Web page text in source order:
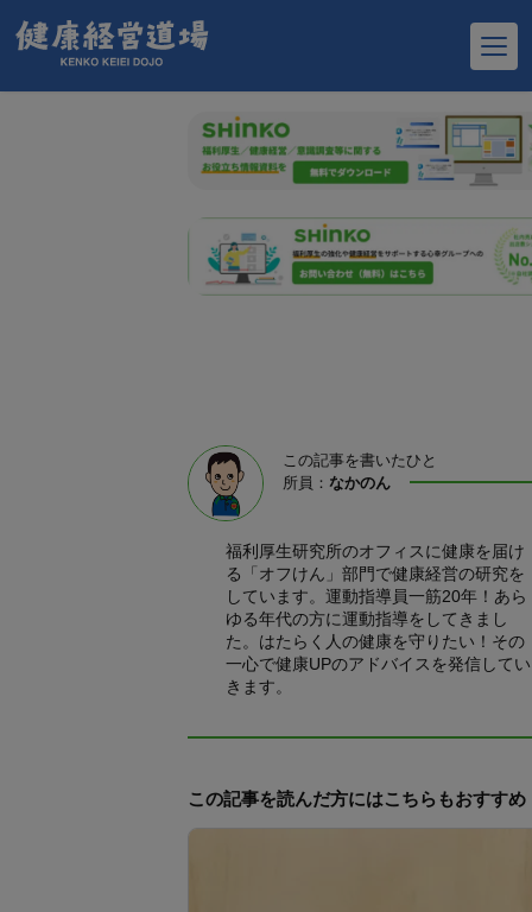
福利厚生の強化や健康経営をサポートする
この記事を書いたひと
所員： なかのん
福利厚生研究所のオフィスに健康を届け
る「オフけん」部門で健康経営の研究を
しています。運動指導員一筋20年！あら
ゆる年代の方に運動指導をしてきまし
た。はたらく人の健康を守りたい！その
一心で健康UPのアドバイスを発信してい
きます。
この記事を読んだ方にはこちらもおすすめ